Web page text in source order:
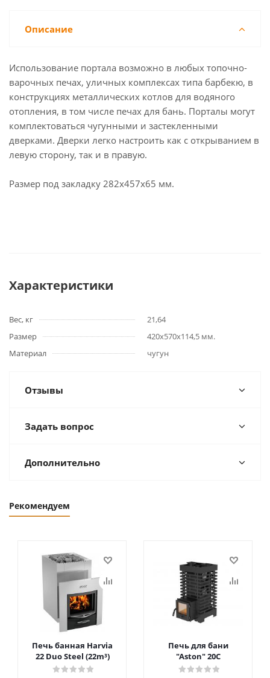
Описание
Использование портала возможно в любых топочно-
варочных печах, уличных комплексах типа барбекю, в
конструкциях металлических котлов для водяного
отопления, в том числе печах для бань. Порталы могут
комплектоваться чугунными и застекленными
дверками. Дверки легко настроить как с открыванием в
левую сторону, так и в правую.
Размер под закладку 282х457х65 мм.
Характеристики
Вес, кг
21,64
Размер
420х570х114,5 мм.
Материал
чугун
Отзывы
Задать вопрос
Дополнительно
Рекомендуем
Печь банная Harvia
22 Duo Steel (22m³)
Печь для бани
"Aston" 20С